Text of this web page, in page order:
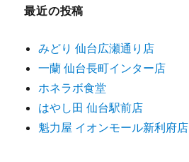
最近の投稿
みどり 仙台広瀬通り店
一蘭 仙台長町インター店
ホネラボ食堂
はやし田 仙台駅前店
魁力屋 イオンモール新利府店